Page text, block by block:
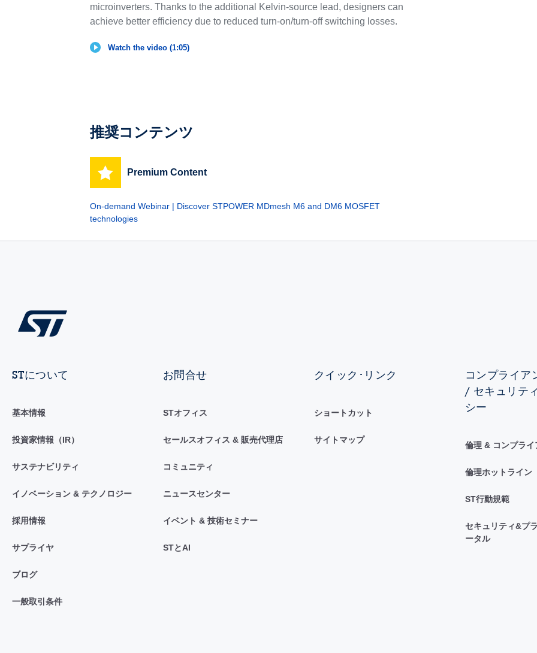
microinverters. Thanks to the additional Kelvin-source lead, designers can
achieve better efficiency due to reduced turn-on/turn-off switching losses.
Watch the video (1:05)
推奨コンテンツ
Premium Content
On-demand Webinar | Discover STPOWER MDmesh M6 and DM6 MOSFET
technologies
STについて
基本情報
投資家情報（IR）
サステナビリティ
イノベーション & テクノロジー
採用情報
サプライヤ
ブログ
一般取引条件
お問合せ
STオフィス
セールスオフィス & 販売代理店
コミュニティ
ニュースセンター
イベント & 技術セミナー
STとAI
クイック･リンク
ショートカット
サイトマップ
コンプライア
/ セキュリテ
シー
倫理 & コンプライ
倫理ホットライン
ST行動規範
セキュリティ&プ
ータル